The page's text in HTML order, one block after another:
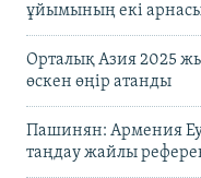
ұйымының екі
Орталық Азия 2025
өскен өңір атанды
Пашинян: Армения
таңдау жайлы